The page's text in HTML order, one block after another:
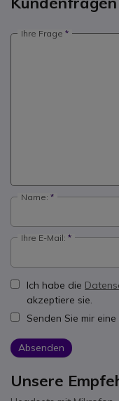
Ihre Frage
Name:
Ihre E-Mail:
Ich habe die
akzeptiere sie.
Senden Sie mir
Absenden
Unsere